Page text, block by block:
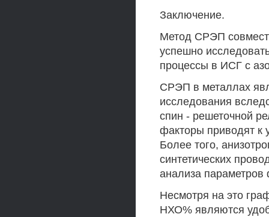
Заключение.
Метод СРЭП
успешно
процессы в ИСГ с
СРЭП в металлах
исследования
спин - решеточной
факторы приводят к
Более того,
синтетических
анализа
Несмотря на это
НХО% являются